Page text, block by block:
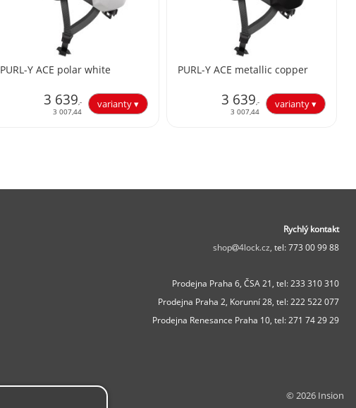
PURL-Y ACE polar white
3 639,-
3 007,44
PURL-Y ACE metallic copper
3 639,-
3 007,44
Rychlý kontakt
shop
4lock.cz, tel: 773 00 99 88
Prodejna Praha 6, ČSA 21, tel: 233 310 310
Prodejna Praha 2, Korunní 28, tel: 222 522 077
Prodejna Renesance Praha 10, tel: 271 74 29 29
© 2026 Insion